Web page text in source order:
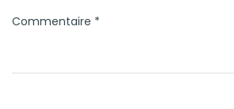
Commentaire *